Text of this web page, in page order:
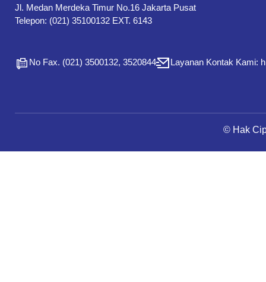
Jl. Medan Merdeka Timur No.16 Jakarta Pusat
Telepon: (021) 35100132 EXT. 6143
No Fax. (021) 3500132, 3520844 Layanan Kontak Kami:
© Hak